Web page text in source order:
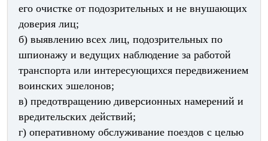
его очистке от подозрительных и не внушающих
доверия лиц;
б) выявлению всех лиц, подозрительных по
шпионажу и ведущих наблюдение за работой
транспорта или интересующихся передвижением
воинских эшелонов;
в) предотвращению диверсионных намерений и
вредительских действий;
г) оперативному обслуживание поездов с целью